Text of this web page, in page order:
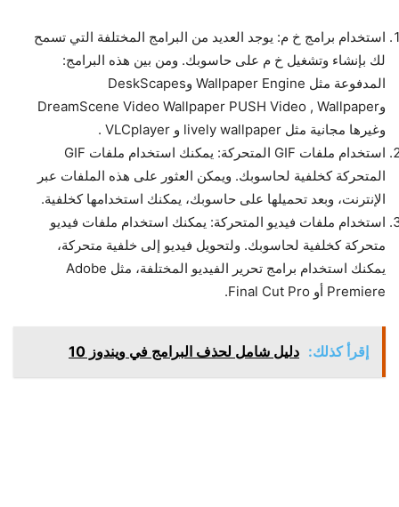
استخدام برامج خ م: يوجد العديد من البرامج المختلفة التي تسمح
لك بإنشاء وتشغيل خ م على حاسوبك. ومن بين هذه البرامج:
المدفوعة مثل Wallpaper Engine وDeskScapes
وDreamScene Video Wallpaper PUSH Video , Wallpaper
وغيرها مجانية مثل lively wallpaper و VLCplayer .
استخدام ملفات GIF المتحركة: يمكنك استخدام ملفات GIF
المتحركة كخلفية لحاسوبك. ويمكن العثور على هذه الملفات عبر
الإنترنت، وبعد تحميلها على حاسوبك، يمكنك استخدامها كخلفية.
استخدام ملفات فيديو المتحركة: يمكنك استخدام ملفات فيديو
متحركة كخلفية لحاسوبك. ولتحويل فيديو إلى خلفية متحركة،
يمكنك استخدام برامج تحرير الفيديو المختلفة، مثل Adobe
Premiere أو Final Cut Pro.
إقرأ كذلك: دليل شامل لحذف البرامج في ويندوز 10